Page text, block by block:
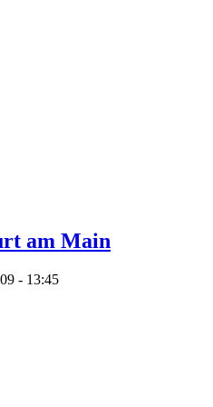
am Main
- 13:45